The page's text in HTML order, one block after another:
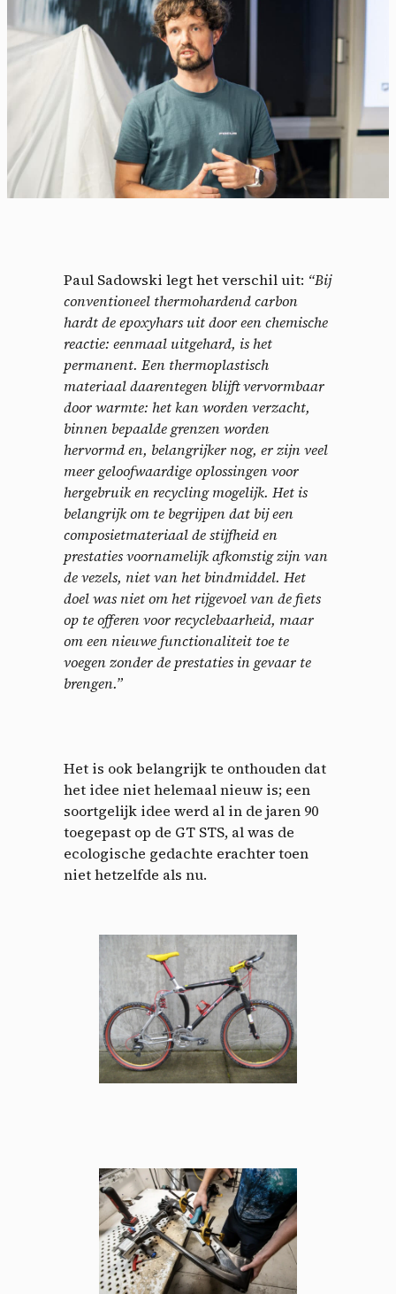
Paul Sadowski legt het verschil uit: “Bij
conventioneel thermohardend carbon
hardt de epoxyhars uit door een chemische
reactie: eenmaal uitgehard, is het
permanent. Een thermoplastisch
materiaal daarentegen blijft vervormbaar
door warmte: het kan worden verzacht,
binnen bepaalde grenzen worden
hervormd en, belangrijker nog, er zijn veel
meer geloofwaardige oplossingen voor
hergebruik en recycling mogelijk. Het is
belangrijk om te begrijpen dat bij een
composietmateriaal de stijfheid en
prestaties voornamelijk afkomstig zijn van
de vezels, niet van het bindmiddel. Het
doel was niet om het rijgevoel van de fiets
op te offeren voor recyclebaarheid, maar
om een ​​nieuwe functionaliteit toe te
voegen zonder de prestaties in gevaar te
brengen.”
Het is ook belangrijk te onthouden dat
het idee niet helemaal nieuw is; een
soortgelijk idee werd al in de jaren 90
toegepast op de GT STS, al was de
ecologische gedachte erachter toen
niet hetzelfde als nu.